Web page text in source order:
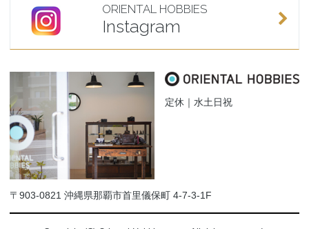
ORIENTAL HOBBIES
Instagram
定休｜水土日祝
〒903-0821 沖縄県那覇市首里儀保町 4-7-3-1F